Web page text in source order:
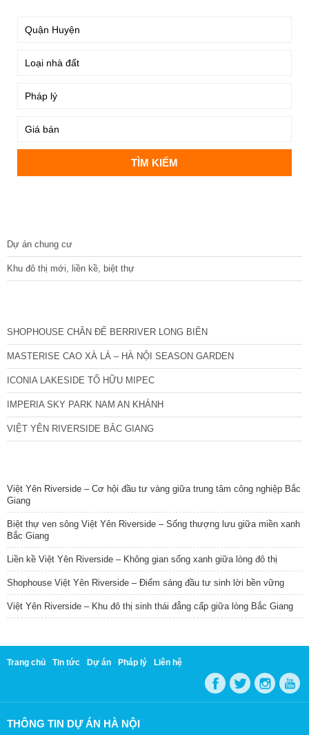
Dự án chung cư
Khu đô thị mới, liền kề, biệt thự
SHOPHOUSE CHÂN ĐẾ BERRIVER LONG BIÊN
MASTERISE CAO XÀ LÁ – HÀ NỘI SEASON GARDEN
ICONIA LAKESIDE TỐ HỮU MIPEC
IMPERIA SKY PARK NAM AN KHÁNH
VIỆT YÊN RIVERSIDE BẮC GIANG
Việt Yên Riverside – Cơ hội đầu tư vàng giữa trung tâm công nghiệp Bắc
Giang
Biệt thự ven sông Việt Yên Riverside – Sống thượng lưu giữa miền xanh
Bắc Giang
Liền kề Việt Yên Riverside – Không gian sống xanh giữa lòng đô thị
Shophouse Việt Yên Riverside – Điểm sáng đầu tư sinh lời bền vững
Việt Yên Riverside – Khu đô thị sinh thái đẳng cấp giữa lòng Bắc Giang
Trang chủ Tin tức Dự án Pháp lý Liên hệ
THÔNG TIN DỰ ÁN HÀ NỘI